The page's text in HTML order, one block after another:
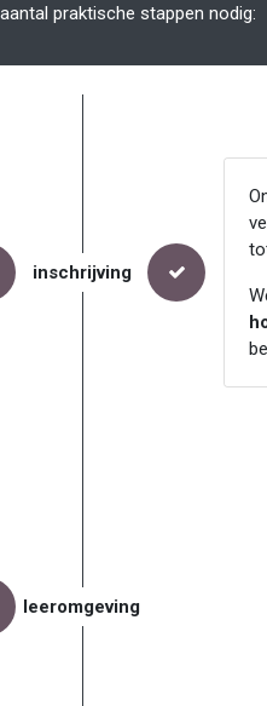
praktische stappen nodig:
inschrijving
leeromgeving